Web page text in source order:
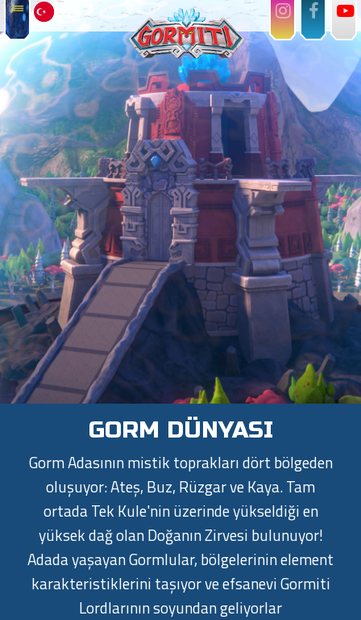
GORM DÜNYASI
Gorm Adasının mistik toprakları dört bölgeden
oluşuyor: Ateş, Buz, Rüzgar ve Kaya. Tam
ortada Tek Kule'nin üzerinde yükseldiği en
yüksek dağ olan Doğanın Zirvesi bulunuyor!
Adada yaşayan Gormlular, bölgelerinin element
karakteristiklerini taşıyor ve efsanevi Gormiti
Lordlarının soyundan geliyorlar